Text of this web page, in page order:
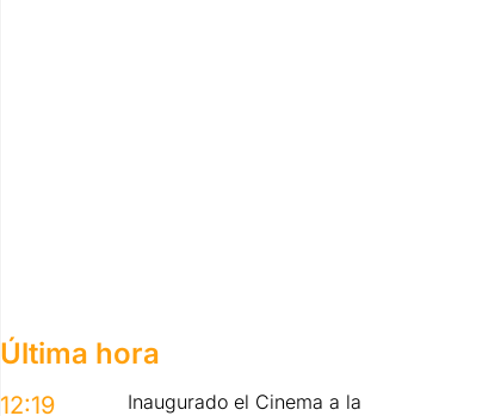
Última hora
12:19
Inaugurado el Cinema a la